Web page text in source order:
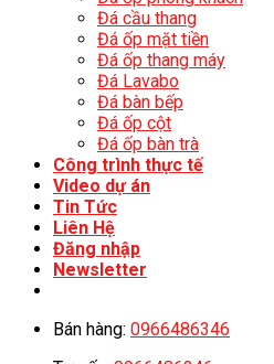
Đá cầu thang
Đá ốp mặt tiền
Đá ốp thang máy
Đá Lavabo
Đá bàn bếp
Đá ốp cột
Đá ốp bàn trà
Công trình thực tế
Video dự án
Tin Tức
Liên Hệ
Đăng nhập
Newsletter
Bán hàng: 0966486346